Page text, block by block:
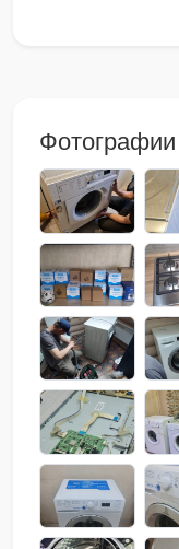
Фотографии